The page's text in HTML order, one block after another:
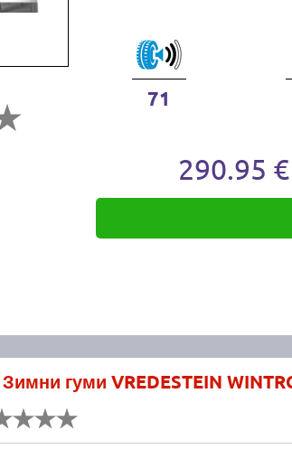
71
290.95
Зимни гуми VREDESTEIN